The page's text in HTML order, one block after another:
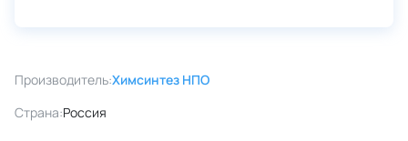
Производитель:Химсинтез НПО
Страна:Россия